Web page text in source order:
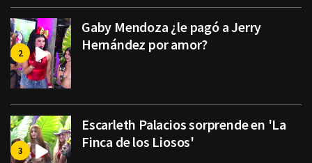
Gaby Mendoza ¿le pagó a Jerry
Hernández por amor?
Escarleth Palacios sorprende en 'La
Finca de los Liosos'